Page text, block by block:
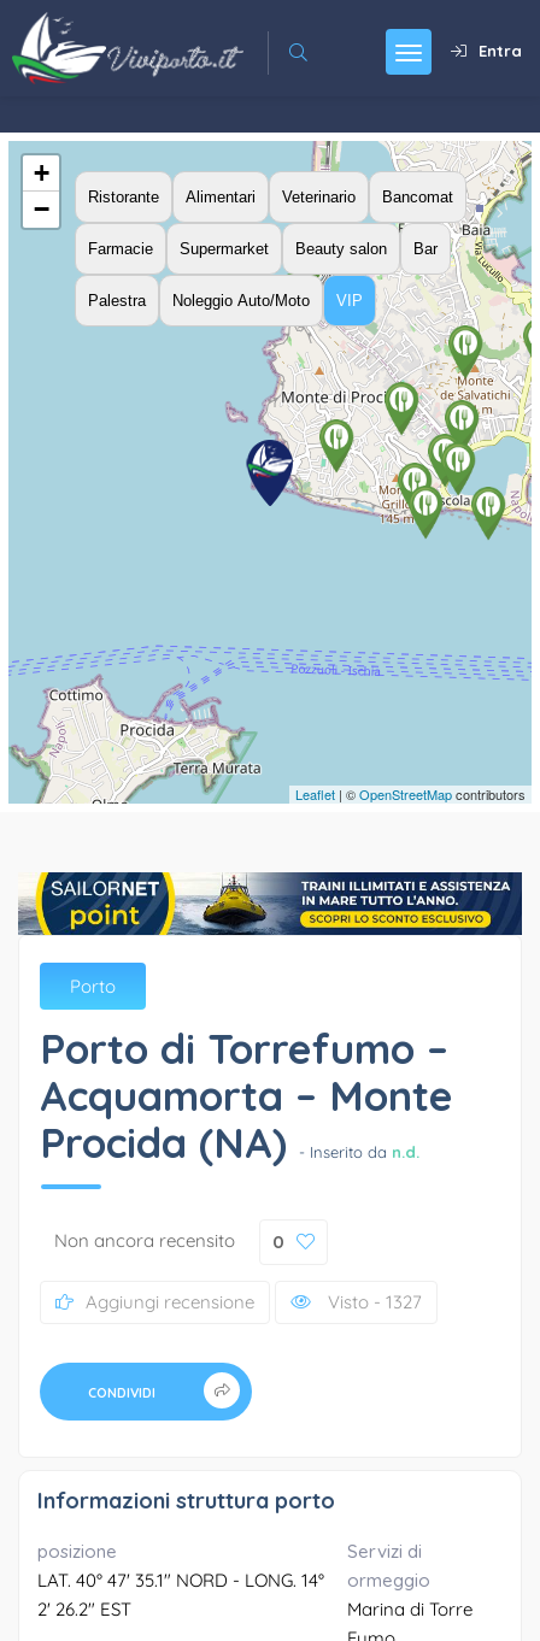
Entra
Ristorante Alimentari Veterinario Bancomat
Farmacie Supermarket Beauty salon Bar
Palestra Noleggio Auto/Moto VIP
+
−
Leaflet | ©OpenStreetMapcontributors
Porto
Porto di Torrefumo –
Acquamorta – Monte
Procida (NA)
- Inserito da n.d.
Non ancora recensito 0
Aggiungi recensione Visto - 1327
CONDIVIDI
Informazioni struttura porto
posizione
LAT. 40° 47' 35.1" NORD - LONG. 14°
2' 26.2" EST
Servizi di
ormeggio
Marina di Torre